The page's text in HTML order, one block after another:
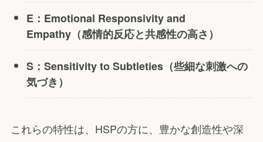
E：Emotional Responsivity and
Empathy（感情的反応と共感性の高さ）
S：Sensitivity to Subtleties（些細な刺激への
気づき）
これらの特性は、HSPの方に、豊かな創造性や深